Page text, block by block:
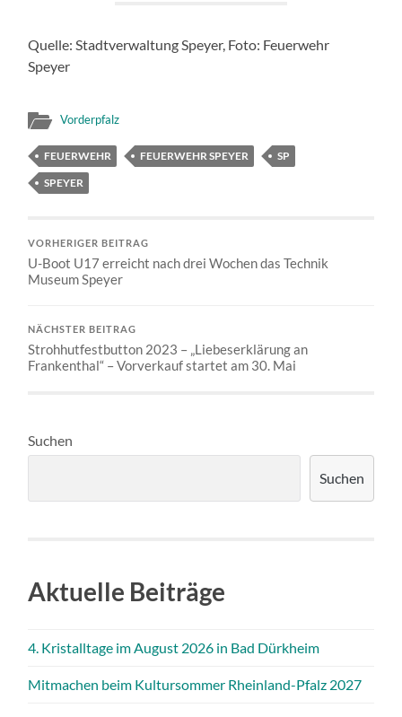
Quelle: Stadtverwaltung Speyer, Foto: Feuerwehr
Speyer
Vorderpfalz
FEUERWEHR FEUERWEHR SPEYER
SP
SPEYER
VORHERIGER BEITRAG
U-Boot U17 erreicht nach drei Wochen das Technik
Museum Speyer
NÄCHSTER BEITRAG
Strohhutfestbutton 2023 – „Liebeserklärung an
Frankenthal“ – Vorverkauf startet am 30. Mai
Suchen
Suchen
Aktuelle Beiträge
4. Kristalltage im August 2026 in Bad Dürkheim
Mitmachen beim Kultursommer Rheinland-Pfalz 2027